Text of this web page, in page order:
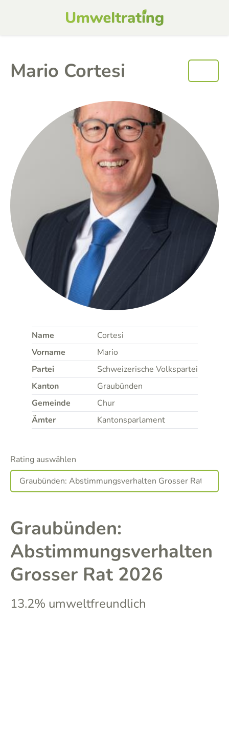
Mario Cortesi
Name
Cortesi
Vorname
Mario
Partei
Schweizerische Volkspartei
Kanton
Graubünden
Gemeinde
Chur
Ämter
Kantonsparlament
Rating auswählen
Graubünden:
Abstimmungsverhalten
Grosser Rat 2026
13.2% umweltfreundlich